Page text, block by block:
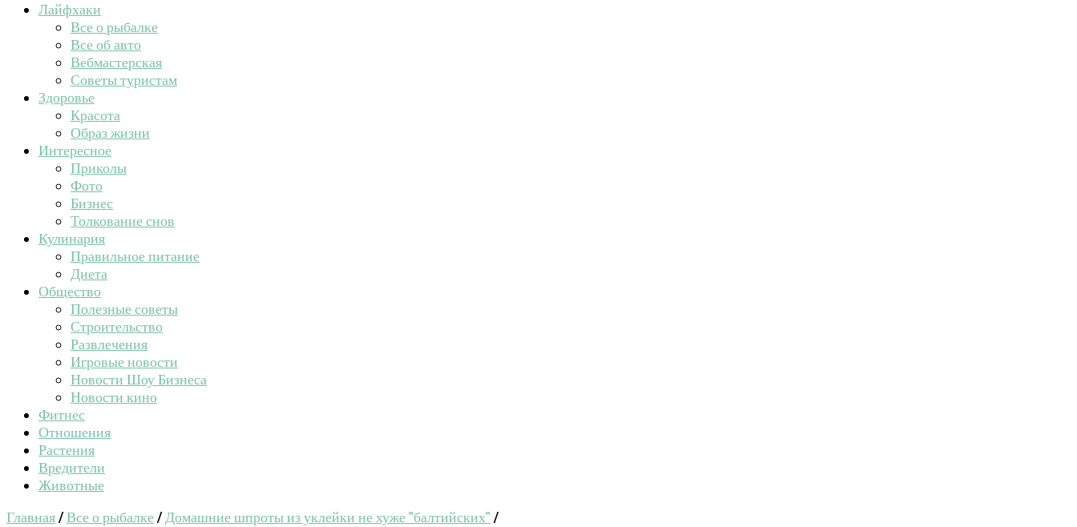
Лайфхаки
Все о рыбалке
Все об авто
Вебмастерская
Советы туристам
Здоровье
Красота
Образ жизни
Интересное
Приколы
Фото
Бизнес
Толкование снов
Кулинария
Правильное питание
Диета
Общество
Полезные советы
Строительство
Развлечения
Игровые новости
Новости Шоу Бизнеса
Новости кино
Фитнес
Отношения
Растения
Вредители
Животные
Главная/Все о рыбалке/Домашние шпроты из уклейки не хуже "балтийских" /